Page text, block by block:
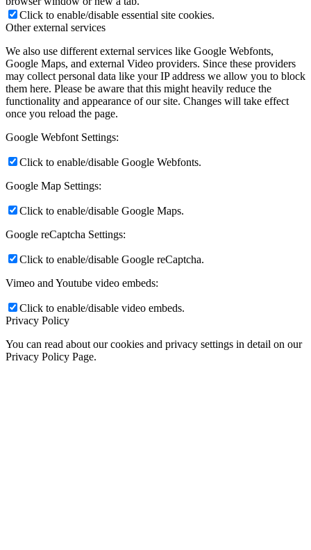
Click to enable/disable essential site cookies.
Other external services
We also use different external services like Google Webfonts,
Google Maps, and external Video providers. Since these providers
may collect personal data like your IP address we allow you to block
them here. Please be aware that this might heavily reduce the
functionality and appearance of our site. Changes will take effect
once you reload the page.
Google Webfont Settings:
Click to enable/disable Google Webfonts.
Google Map Settings:
Click to enable/disable Google Maps.
Google reCaptcha Settings:
Click to enable/disable Google reCaptcha.
Vimeo and Youtube video embeds:
Click to enable/disable video embeds.
Privacy Policy
You can read about our cookies and privacy settings in detail on our
Privacy Policy Page.